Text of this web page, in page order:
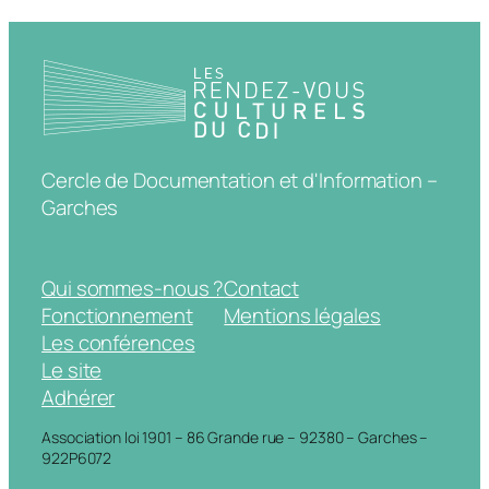
Cercle de Documentation et d'Information –
Garches
Qui sommes-nous ?
Fonctionnement
Les conférences
Le site
Adhérer
Contact
Mentions légales
Association loi 1901 – 86 Grande rue – 92380 – Garches –
922P6072